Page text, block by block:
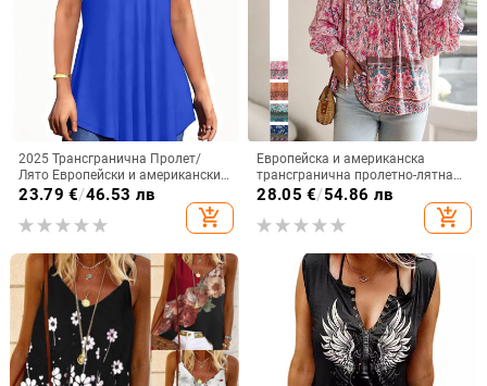
2025 Трансгранична Пролет/
Лято Европейски и американски
Ново дамско облекло
Едноцветна дантелена тениска с
къс ръкав и кръгло деколте
23.79 €/46.53 лв
add_shopping_cart
Европейска и американска
трансгранична пролетно-лятна
2025 нова бохемска
ваканционна риза с дълъг ръкав
и V-образно деколте с връзки за
28.05 €/54.86 лв
add_shopping_cart